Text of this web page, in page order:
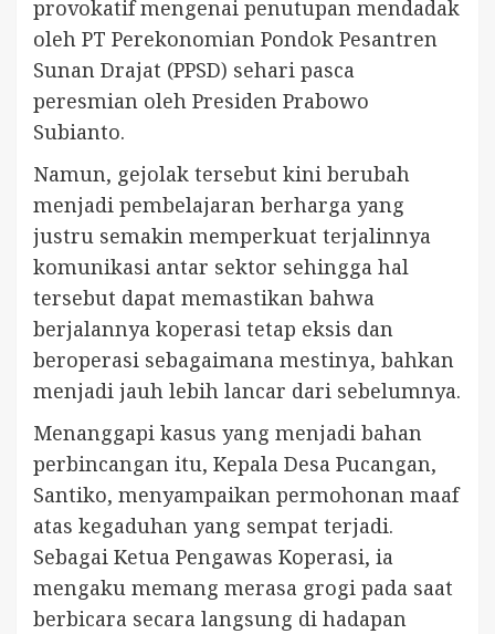
provokatif mengenai penutupan mendadak
oleh PT Perekonomian Pondok Pesantren
Sunan Drajat (PPSD) sehari pasca
peresmian oleh Presiden Prabowo
Subianto.
Namun, gejolak tersebut kini berubah
menjadi pembelajaran berharga yang
justru semakin memperkuat terjalinnya
komunikasi antar sektor sehingga hal
tersebut dapat memastikan bahwa
berjalannya koperasi tetap eksis dan
beroperasi sebagaimana mestinya, bahkan
menjadi jauh lebih lancar dari sebelumnya.
Menanggapi kasus yang menjadi bahan
perbincangan itu, Kepala Desa Pucangan,
Santiko, menyampaikan permohonan maaf
atas kegaduhan yang sempat terjadi.
Sebagai Ketua Pengawas Koperasi, ia
mengaku memang merasa grogi pada saat
berbicara secara langsung di hadapan